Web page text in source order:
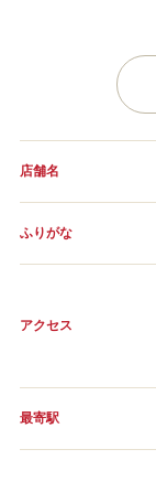
店舗名
ふりがな
アクセス
最寄駅